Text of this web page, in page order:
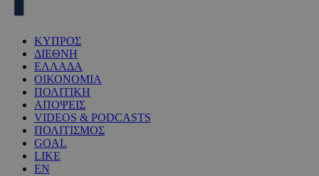
ΚΥΠΡΟΣ
ΔΙΕΘΝΗ
ΕΛΛΑΔΑ
ΟΙΚΟΝΟΜΙΑ
ΠΟΛΙΤΙΚΗ
ΑΠΟΨΕΙΣ
VIDEOS & PODCASTS
ΠΟΛΙΤΙΣΜΟΣ
GOAL
LIKE
EN